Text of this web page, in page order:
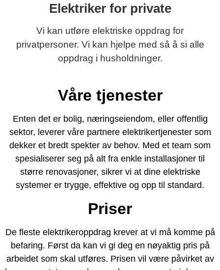
Elektriker for private
Vi kan utføre elektriske oppdrag for
privatpersoner. Vi kan hjelpe med så å si alle
oppdrag i husholdninger.
Våre tjenester
Enten det er bolig, næringseiendom, eller offentlig
sektor, leverer våre partnere elektrikertjenester som
dekker et bredt spekter av behov. Med et team som
spesialiserer seg på alt fra enkle installasjoner til
større renovasjoner, sikrer vi at dine elektriske
systemer er trygge, effektive og opp til standard.
Priser
De fleste elektrikeroppdrag krever at vi må komme på
befaring. Først da kan vi gi deg en nøyaktig pris på
arbeidet som skal utføres. Prisen vil være påvirket av